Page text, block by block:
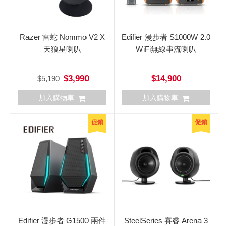
Razer 雷蛇 Nommo V2 X
天狼星喇叭
$5,190$3,990
加入購物車
Edifier 漫步者 S1000W 2.0
WiFi無線串流喇叭
$14,900
加入購物車
促銷
Edifier 漫步者 G1500 兩件
促銷
SteelSeries 賽睿 Arena 3